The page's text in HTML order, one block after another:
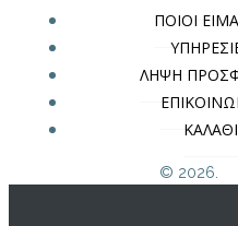
ΠΟΙΟΙ
ΛΗΨΗ
ΚΑΛΑΘΙ
© 2026.